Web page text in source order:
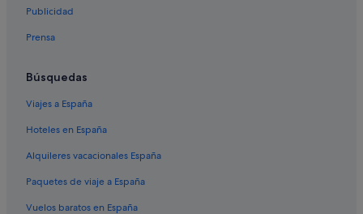
Four Seasons hoteles en Bora Bora
Lodges en Bora Bora
Publicidad
Prensa
Búsquedas
Viajes a España
Hoteles en España
Alquileres vacacionales España
Paquetes de viaje a España
Vuelos baratos en España